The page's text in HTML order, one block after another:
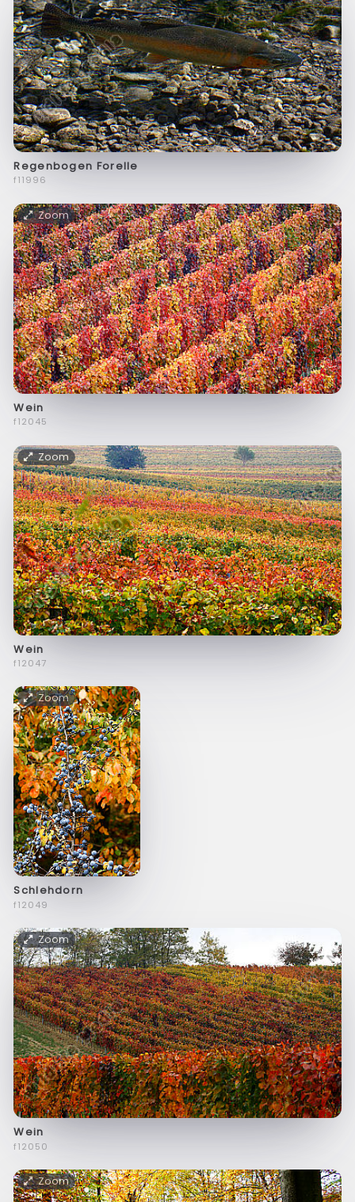
Regenbogen Forelle
f11996
Zoom
Wein
f12045
Zoom
Wein
f12047
Zoom
Schlehdorn
f12049
Zoom
Wein
f12050
Zoom